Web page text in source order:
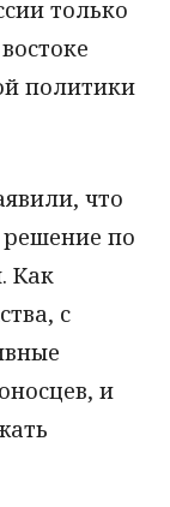
только
политики
что
решение по
Как
с
и